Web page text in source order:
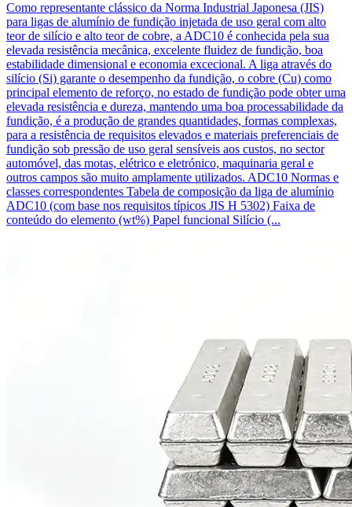
Como representante clássico da Norma Industrial Japonesa (JIS)
para ligas de alumínio de fundição injetada de uso geral com alto
teor de silício e alto teor de cobre, a ADC10 é conhecida pela sua
elevada resistência mecânica, excelente fluidez de fundição, boa
estabilidade dimensional e economia excecional. A liga através do
silício (Si) garante o desempenho da fundição, o cobre (Cu) como
principal elemento de reforço, no estado de fundição pode obter uma
elevada resistência e dureza, mantendo uma boa processabilidade da
fundição, é a produção de grandes quantidades, formas complexas,
para a resistência de requisitos elevados e materiais preferenciais de
fundição sob pressão de uso geral sensíveis aos custos, no sector
automóvel, das motas, elétrico e eletrónico, maquinaria geral e
outros campos são muito amplamente utilizados. ADC10 Normas e
classes correspondentes Tabela de composição da liga de alumínio
ADC10 (com base nos requisitos típicos JIS H 5302) Faixa de
conteúdo do elemento (wt%) Papel funcional Silício (...